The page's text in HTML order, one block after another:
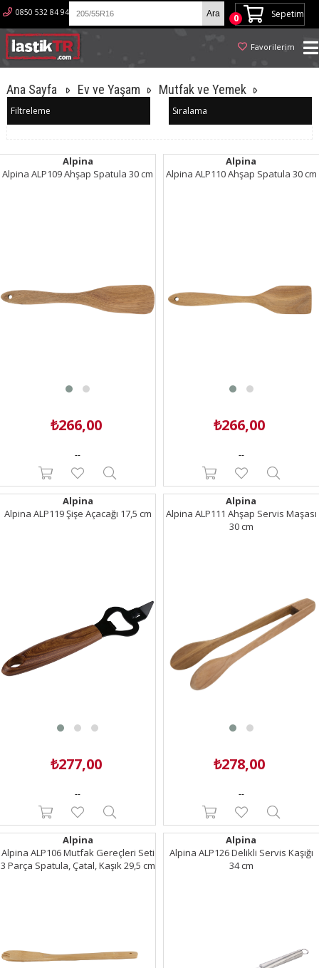
Sepetim
0
Favorilerim
0850 532 84 94
Ana Sayfa Ev ve Yaşam Mutfak ve Yemek
Filtreleme Sıralama
Alpina
Alpina ALP109 Ahşap Spatula 30 cm
₺266,00
--
Alpina
Alpina ALP110 Ahşap Spatula 30 cm
₺266,00
--
Alpina
Alpina ALP119 Şişe Açacağı 17,5 cm
₺277,00
--
Alpina
Alpina ALP111 Ahşap Servis Maşası
30 cm
₺278,00
--
Alpina
Alpina ALP106 Mutfak Gereçleri Seti
3 Parça Spatula, Çatal, Kaşık 29,5 cm
Alpina
Alpina ALP126 Delikli Servis Kaşığı
34 cm